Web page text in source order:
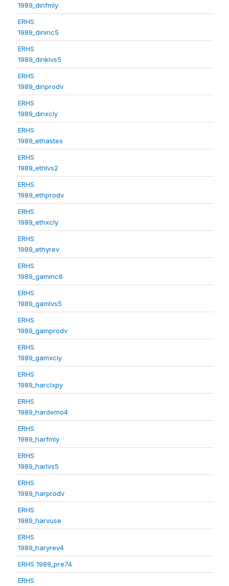
1989_dinfmly
ERHS
1989_dininc5
ERHS
1989_dinklvs5
ERHS
1989_dinprodv
ERHS
1989_dinxcly
ERHS
1989_ethastes
ERHS
1989_ethlvs2
ERHS
1989_ethprodv
ERHS
1989_ethxcly
ERHS
1989_ethyrev
ERHS
1989_gaminc6
ERHS
1989_gamlvs5
ERHS
1989_gamprodv
ERHS
1989_gamxcly
ERHS
1989_harclxpy
ERHS
1989_hardemo4
ERHS
1989_harfmly
ERHS
1989_harlvs5
ERHS
1989_harprodv
ERHS
1989_harvuse
ERHS
1989_haryrev4
ERHS 1989_pre74
ERHS